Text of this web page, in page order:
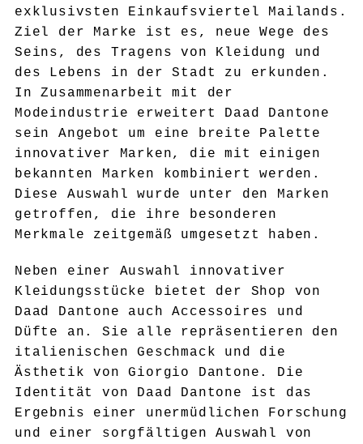
exklusivsten Einkaufsviertel Mailands.
Ziel der Marke ist es, neue Wege des
Seins, des Tragens von Kleidung und
des Lebens in der Stadt zu erkunden.
In Zusammenarbeit mit der
Modeindustrie erweitert Daad Dantone
sein Angebot um eine breite Palette
innovativer Marken, die mit einigen
bekannten Marken kombiniert werden.
Diese Auswahl wurde unter den Marken
getroffen, die ihre besonderen
Merkmale zeitgemäß umgesetzt haben.
Neben einer Auswahl innovativer
Kleidungsstücke bietet der Shop von
Daad Dantone auch Accessoires und
Düfte an. Sie alle repräsentieren den
italienischen Geschmack und die
Ästhetik von Giorgio Dantone. Die
Identität von Daad Dantone ist das
Ergebnis einer unermüdlichen Forschung
und einer sorgfältigen Auswahl von